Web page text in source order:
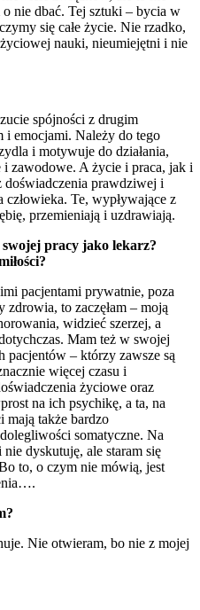
o nie dbać. Tej sztuki – bycia w
się całe życie. Nie rzadko,
nauki, nieumiejętni i nie
spójności z drugim
i emocjami. Należy do tego
i motywuje do działania,
zawodowe. A życie i praca, jak i
doświadczenia prawdziwej i
człowieka. Te, wypływające z
przemieniają i uzdrawiają.
swojej pracy jako lekarz?
pacjentami prywatnie, poza
zdrowia, to zaczęłam – moją
widzieć szerzej, a
Mam też w swojej
– którzy zawsze są
więcej czasu i
życiowe oraz
na ich psychikę, a ta, na
mają także bardzo
somatyczne. Na
dyskutuję, ale staram się
to, o czym nie mówią, jest
Nie otwieram, bo nie z mojej